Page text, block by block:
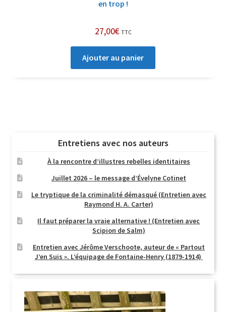
en trop !
27,00€ TTC
Ajouter au panier
Entretiens avec nos auteurs
À la rencontre d’illustres rebelles identitaires
Juillet 2026 – le message d’Évelyne Cotinet
Le tryptique de la criminalité démasqué (Entretien avec
Raymond H. A. Carter)
Il faut préparer la vraie alternative ! (Entretien avec
Scipion de Salm)
Entretien avec Jérôme Verschoote, auteur de « Partout
J’en Suis ». L’équipage de Fontaine-Henry (1879-1914)